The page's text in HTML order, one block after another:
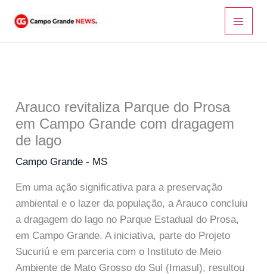
para
Arauco revitaliza Parque do Prosa
em Campo Grande com dragagem
de lago
Campo Grande - MS
Em uma ação significativa para a preservação
ambiental e o lazer da população, a Arauco concluiu
a dragagem do lago no Parque Estadual do Prosa,
em Campo Grande. A iniciativa, parte do Projeto
Sucuriú e em parceria com o Instituto de Meio
Ambiente de Mato Grosso do Sul (Imasul), resultou